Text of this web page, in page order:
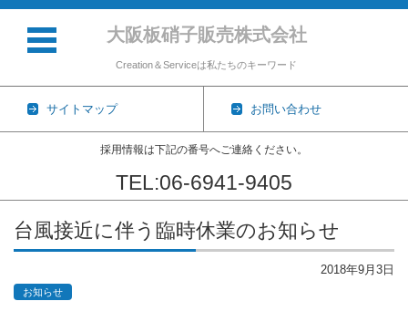
大阪板硝子販売株式会社
Creation＆Serviceは私たちのキーワード
サイトマップ お問い合わせ
採用情報は下記の番号へご連絡ください。
TEL:06-6941-9405
コンテンツに移動
台風接近に伴う臨時休業のお知らせ
2018年9月3日
お知らせ